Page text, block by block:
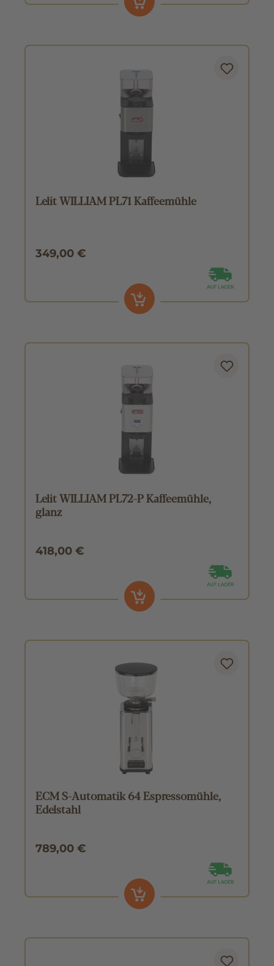
Lelit WILLIAM PL71 Kaffeemühle
349,00 €
Lelit WILLIAM PL72-P Kaffeemühle,
glanz
418,00 €
ECM S-Automatik 64 Espressomühle,
Edelstahl
789,00 €